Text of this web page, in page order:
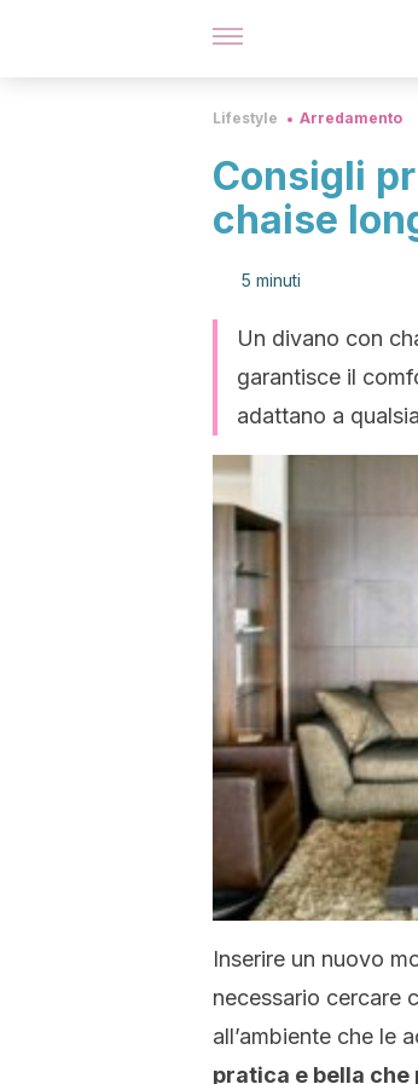
Lifestyle Arredamento
Consigli
chaise
5 minuti
Un divano con
garantisce il
adattano a
Inserire un nuovo
necessario cercare
all’ambiente che le
pratica e bella